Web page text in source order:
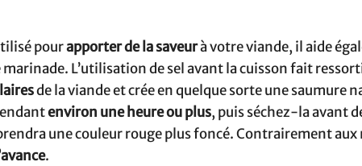
pourapporter de la saveurà votre viande, il aide
L’utilisation de sel avant la cuisson fait
de la viande et crée en quelque sorte une saumure
environ une heure ou plus, puis séchez-la avant
une couleur rouge plus foncé. Contrairement
.